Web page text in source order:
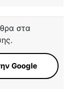
στα
Google